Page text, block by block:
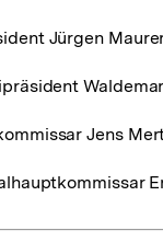
Jürgen
Jens